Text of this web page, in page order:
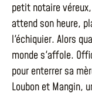
petit notaire
attend son heure,
l'échiquier. Alors
monde s'affole.
pour enterrer sa
Loubon et Mangin,